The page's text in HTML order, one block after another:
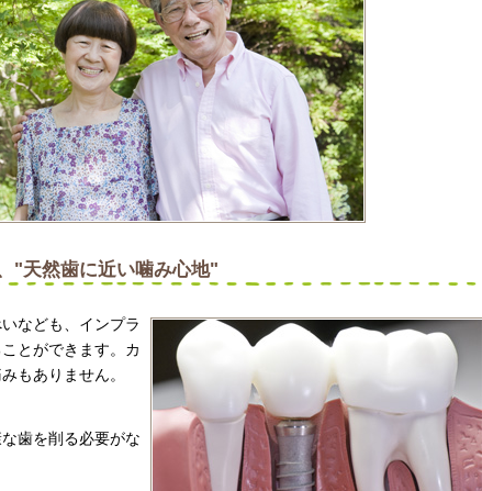
"天然歯に近い噛み心地"
なども、インプラ
とができます。カ
もありません。
歯を削る必要がな